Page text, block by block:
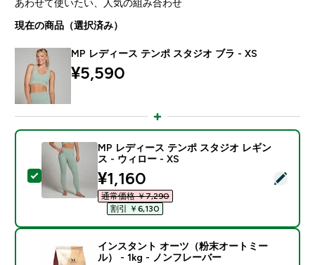
あわせて使いたい、人気の組み合わせ
現在の商品（選択済み）
MP レディース テンポ スタジオ ブラ - XS
¥5,590‎
この商品を選択 - MP レディース テンポ スタジオ レ
MP レディース テンポ スタジオ レギン
ス - ウィロー - XS
discounted price
¥1,160‎
通常価格 ￥7,290‎
割引 ￥6,130‎
インスタント オーツ（粉末オートミー
ル） - 1kg - ノンフレーバー